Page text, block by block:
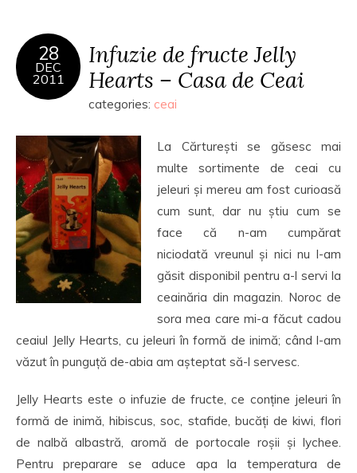
28
DEC
2011
Infuzie de fructe Jelly
Hearts – Casa de Ceai
categories: ceai
La Cărturești se găsesc mai
multe sortimente de ceai cu
jeleuri și mereu am fost curioasă
cum sunt, dar nu știu cum se
face că n-am cumpărat
niciodată vreunul și nici nu l-am
găsit disponibil pentru a-l servi la
ceainăria din magazin. Noroc de
sora mea care mi-a făcut cadou
ceaiul Jelly Hearts, cu jeleuri în formă de inimă; când l-am
văzut în punguță de-abia am așteptat să-l servesc.
Jelly Hearts este o infuzie de fructe, ce conține jeleuri în
formă de inimă, hibiscus, soc, stafide, bucăți de kiwi, flori
de nalbă albastră, aromă de portocale roșii și lychee.
Pentru preparare se aduce apa la temperatura de